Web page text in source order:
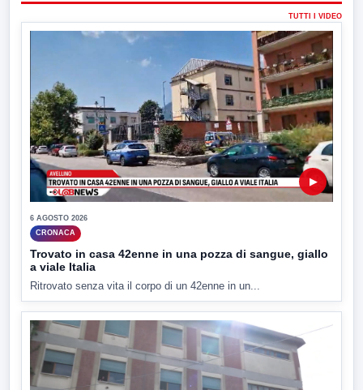
TUTTI I VIDEO
▶
6 AGOSTO 2026
CRONACA
Trovato in casa 42enne in una pozza di sangue, giallo
a viale Italia
Ritrovato senza vita il corpo di un 42enne in un...